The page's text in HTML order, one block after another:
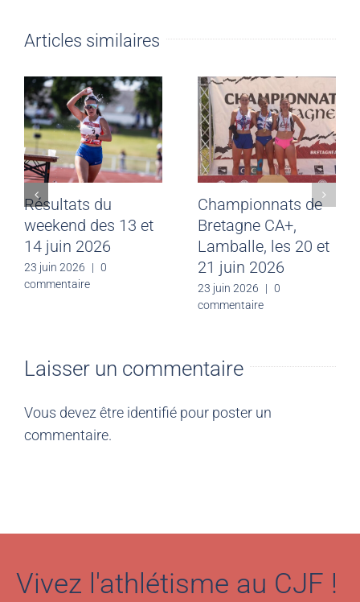
Articles similaires
Résultats du
weekend des 13 et
14 juin 2026
23 juin 2026 | 0
commentaire
Championnats de
Bretagne CA+,
Lamballe, les 20 et
21 juin 2026
23 juin 2026 | 0
commentaire
Laisser un commentaire
Vous devez être identifié pour poster un
commentaire.
Vivez l'athlétisme au CJF !